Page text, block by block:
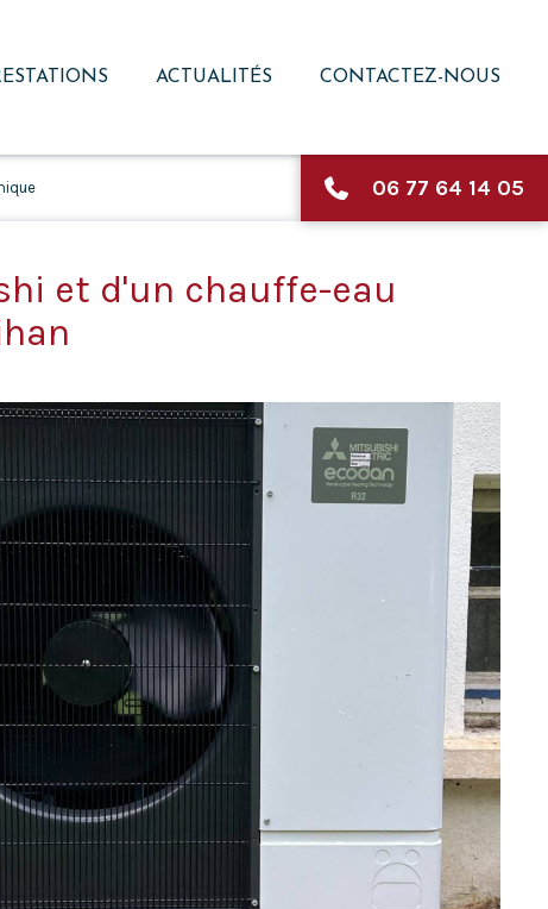
ACTUALITÉS CONTACTEZ-NOUS
06 77 64 14 05
et d'un chauffe-eau